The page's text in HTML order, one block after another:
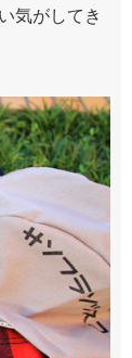
気がしてき